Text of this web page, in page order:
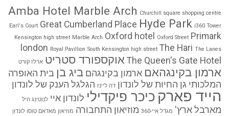
Amba Hotel Marble Arch Churchill square shopping centre
Earl's Court Great Cumberland Place Hyde Park i360 Tower
Kensington high street Marble Arch Oxford hotel Oxford Street Primark
london Royal Pavillion South Kensington high street The Hari The Lanes
The Queen's Gate Hotel אוקספורד סטריט ארלז קורט
ארמון בקינגהאם ארמון בקינגהם ביג בן בית האופרה
המלכותי גן החיות של לונדון דה ליינז הגלגל הענק של לונדון
הייד פארק כיכר פיקדילי לונדון איי לנוטינג היל
מארבל ארץ' מגדל איי-360 מוזיאון התחבורה מוזיאון מאדאם טוסו לונדון